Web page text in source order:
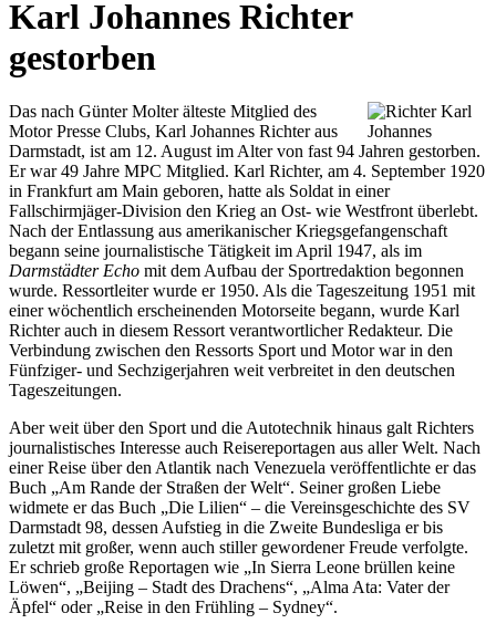
Karl Johannes Richter
gestorben
Das nach Günter Molter älteste Mitglied des
Motor Presse Clubs, Karl Johannes Richter aus
Darmstadt, ist am 12. August im Alter von fast 94 Jahren gestorben.
Er war 49 Jahre MPC Mitglied. Karl Richter, am 4. September 1920
in Frankfurt am Main geboren, hatte als Soldat in einer
Fallschirmjäger-Division den Krieg an Ost- wie Westfront überlebt.
Nach der Entlassung aus amerikanischer Kriegsgefangenschaft
begann seine journalistische Tätigkeit im April 1947, als im
Darmstädter Echo mit dem Aufbau der Sportredaktion begonnen
wurde. Ressortleiter wurde er 1950. Als die Tageszeitung 1951 mit
einer wöchentlich erscheinenden Motorseite begann, wurde Karl
Richter auch in diesem Ressort verantwortlicher Redakteur. Die
Verbindung zwischen den Ressorts Sport und Motor war in den
Fünfziger- und Sechzigerjahren weit verbreitet in den deutschen
Tageszeitungen.
Aber weit über den Sport und die Autotechnik hinaus galt Richters
journalistisches Interesse auch Reisereportagen aus aller Welt. Nach
einer Reise über den Atlantik nach Venezuela veröffentlichte er das
Buch „Am Rande der Straßen der Welt“. Seiner großen Liebe
widmete er das Buch „Die Lilien“ – die Vereinsgeschichte des SV
Darmstadt 98, dessen Aufstieg in die Zweite Bundesliga er bis
zuletzt mit großer, wenn auch stiller gewordener Freude verfolgte.
Er schrieb große Reportagen wie „In Sierra Leone brüllen keine
Löwen“, „Beijing – Stadt des Drachens“, „Alma Ata: Vater der
Äpfel“ oder „Reise in den Frühling – Sydney“.